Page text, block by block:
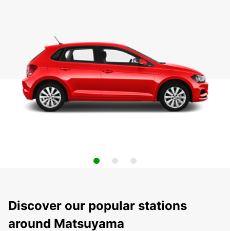
Discover our popular stations
around Matsuyama